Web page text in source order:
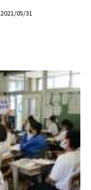
2021/05/31